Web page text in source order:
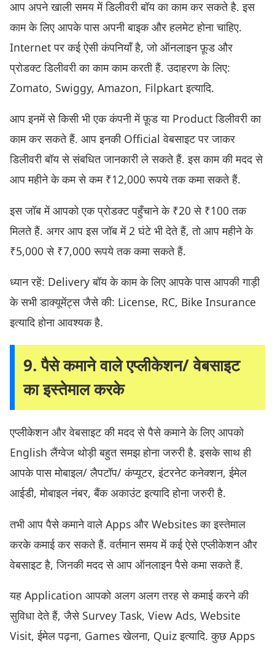
आप अपने खाली समय में डिलीवरी बॉय का काम कर सकते है. इस
काम के लिए आपके पास अपनी बाइक और हलमेट होना चाहिए.
Internet पर कई ऐसी कंपनियाँ है, जो ऑनलाइन फ़ूड और
प्रोडक्ट डिलीवरी का काम काम करती हैं. उदाहरण के लिए:
Zomato, Swiggy, Amazon, Filpkart इत्यादि.
आप इनमें से किसी भी एक कंपनी में फ़ूड या Product डिलीवरी का
काम कर सकते हैं. आप इनकी Official वेबसाइट पर जाकर
डिलीवरी बॉय से संबधित जानकारी ले सकते हैं. इस काम की मदद से
आप महीने के कम से कम ₹12,000 रूपये तक कमा सकते हैं.
इस जॉब में आपको एक प्रोडक्ट पहुँचाने के ₹20 से ₹100 तक
मिलते हैं. अगर आप इस जॉब में 2 घंटे भी देते हैं, तो आप महीने के
₹5,000 से ₹7,000 रूपये तक कमा सकते हैं.
ध्यान रहें: Delivery बॉय के काम के लिए आपके पास आपकी गाड़ी
के सभी डाक्यूमेंट्स जैसे की: License, RC, Bike Insurance
इत्यादि होना आवश्यक है.
9. पैसे कमाने वाले एप्लीकेशन/ वेबसाइट
का इस्तेमाल करके
एप्लीकेशन और वेबसाइट की मदद से पैसे कमाने के लिए आपको
English लैंग्वेज थोड़ी बहुत समझ होना जरुरी है. इसके साथ ही
आपके पास मोबाइल/ लैपटॉप/ कंप्यूटर, इंटरनेट कनेक्शन, ईमेल
आईडी, मोबाइल नंबर, बैंक अकाउंट इत्यादि होना जरुरी है.
तभी आप पैसे कमाने वाले Apps और Websites का इस्तेमाल
करके कमाई कर सकते हैं. वर्तमान समय में कई ऐसे एप्लीकेशन और
वेबसाइट है, जिनकी मदद से आप ऑनलाइन पैसे कमा सकते हैं.
यह Application आपको अलग अलग तरह से कमाई करने की
सुविधा देते हैं, जैसे Survey Task, View Ads, Website
Visit, ईमेल पढ़ना, Games खेलना, Quiz इत्यादि. कुछ Apps